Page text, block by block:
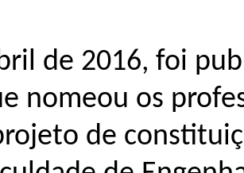
de 2016, foi
nomeou os
de